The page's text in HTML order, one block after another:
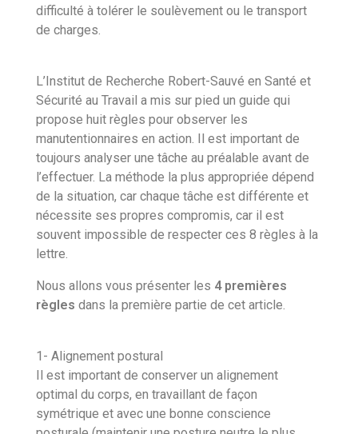
difficulté à tolérer le soulèvement ou le transport
de charges.
L’Institut de Recherche Robert-Sauvé en Santé et
Sécurité au Travail a mis sur pied un guide qui
propose huit règles pour observer les
manutentionnaires en action. Il est important de
toujours analyser une tâche au préalable avant de
l’effectuer. La méthode la plus appropriée dépend
de la situation, car chaque tâche est différente et
nécessite ses propres compromis, car il est
souvent impossible de respecter ces 8 règles à la
lettre.
Nous allons vous présenter les 4 premières
règles dans la première partie de cet article.
1- Alignement postural
Il est important de conserver un alignement
optimal du corps, en travaillant de façon
symétrique et avec une bonne conscience